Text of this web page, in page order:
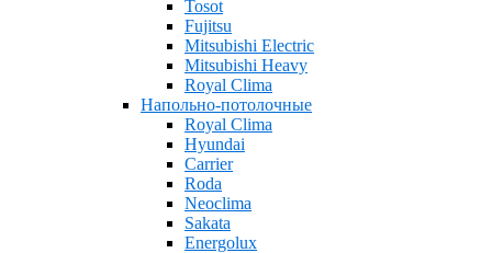
Tosot
Fujitsu
Mitsubishi Electric
Mitsubishi Heavy
Royal Clima
Напольно-потолочные
Royal Clima
Hyundai
Carrier
Roda
Neoclima
Sakata
Energolux